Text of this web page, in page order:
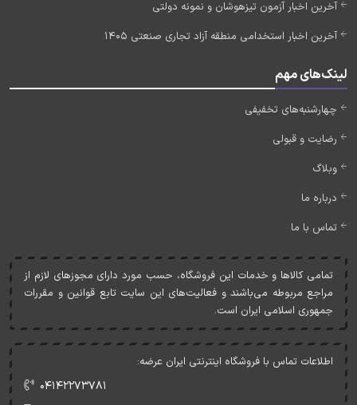
آخرین اخبار آزمون تیزهوشان و نمونه دولتی
آخرین اخبار استخدامی منطقه آزاد تجاری صنعتی 1405
لینک‌های مهم
چهارشنبه‌های تخفیفی
رضایت و قبولی
وبلاگ
درباره ما
تماس با ما
تمامی کالاها و خدمات اين فروشگاه، حسب مورد دارای مجوزهای لازم از
مراجع مربوطه می‌باشند و فعاليت‌های اين سايت تابع قوانين و مقررات
جمهوری اسلامی ايران است.
اطلاعات تماس با فروشگاه اینترنتی ایران عرضه:
۰۴۱۴۲۲۷۳۷۸۱